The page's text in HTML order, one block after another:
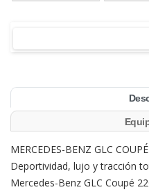
MERCEDES-BENZ GLC
Deportividad, lujo y tracción
Mercedes-Benz GLC Coupé